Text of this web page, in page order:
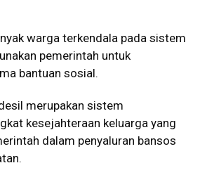
warga terkendala pada sistem
pemerintah untuk
bantuan sosial.
merupakan sistem
kesejahteraan keluarga yang
dalam penyaluran bansos